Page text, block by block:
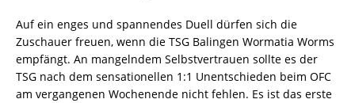
Auf ein enges und spannendes Duell dürfen sich die
Zuschauer freuen, wenn die TSG Balingen Wormatia Worms
empfängt. An mangelndem Selbstvertrauen sollte es der
TSG nach dem sensationellen 1:1 Unentschieden beim OFC
am vergangenen Wochenende nicht fehlen. Es ist das erste